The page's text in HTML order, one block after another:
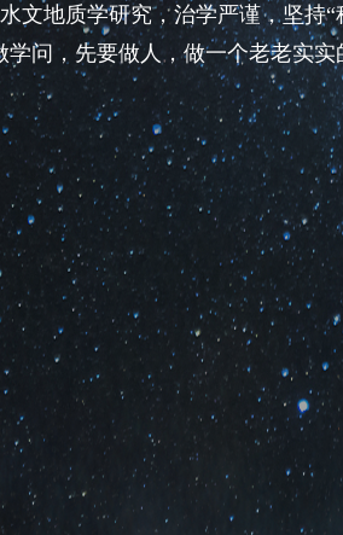
地质学研究，治学严谨，坚持“
学问，先要做人，做一个老老实